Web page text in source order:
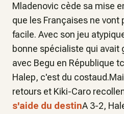
Mladenovic cède sa mise
que les Françaises ne vont
facile. Avec son jeu
bonne spécialiste qui avait
avec Begu en République
Halep, c'est du
retours et Kiki-Caro
s'aide du destinA 3-2,